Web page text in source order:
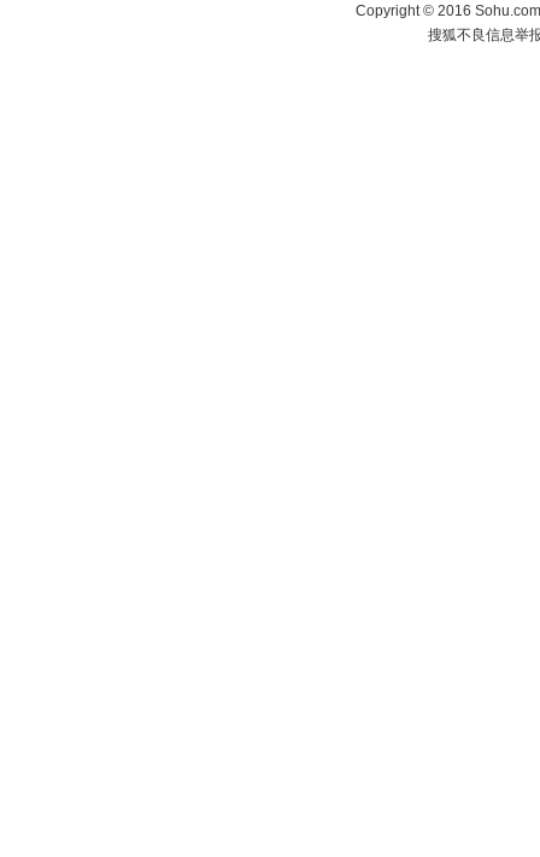
Copyright©2016
搜狐不良信息举